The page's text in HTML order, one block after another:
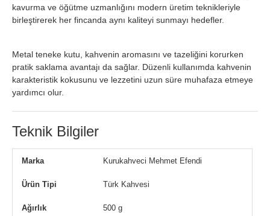
kavurma ve öğütme uzmanlığını modern üretim teknikleriyle
birleştirerek her fincanda aynı kaliteyi sunmayı hedefler.
Metal teneke kutu, kahvenin aromasını ve tazeliğini korurken
pratik saklama avantajı da sağlar. Düzenli kullanımda kahvenin
karakteristik kokusunu ve lezzetini uzun süre muhafaza etmeye
yardımcı olur.
Teknik Bilgiler
Marka Kurukahveci Mehmet Efendi
Ürün Tipi Türk Kahvesi
Ağırlık 500 g